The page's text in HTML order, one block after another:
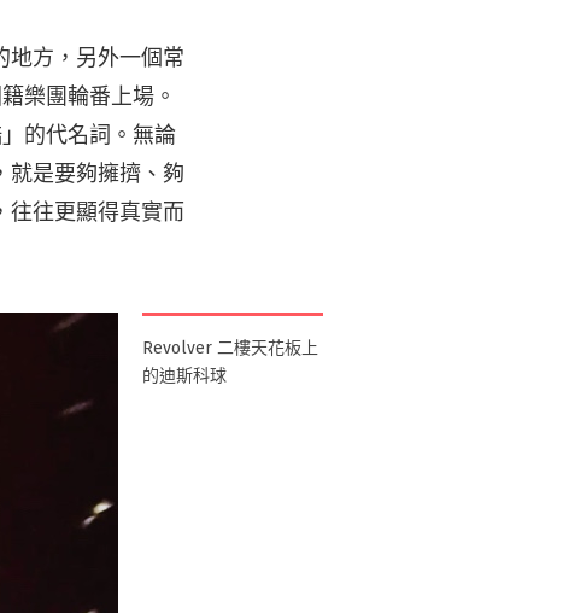
地方，另外一個常
樂團輪番上場。
的代名詞。無論
就是要夠擁擠、夠
往往更顯得真實而
Revolver 二樓天花板上
的迪斯科球